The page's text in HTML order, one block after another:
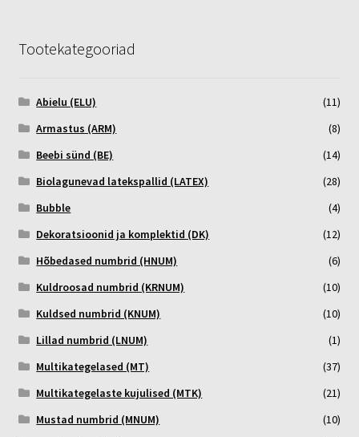
Tootekategooriad
Abielu (ELU)
(11)
Armastus (ARM)
(8)
Beebi sünd (BE)
(14)
Biolagunevad latekspallid (LATEX)
(28)
Bubble
(4)
Dekoratsioonid ja komplektid (DK)
(12)
Hõbedased numbrid (HNUM)
(6)
Kuldroosad numbrid (KRNUM)
(10)
Kuldsed numbrid (KNUM)
(10)
Lillad numbrid (LNUM)
(1)
Multikategelased (MT)
(37)
Multikategelaste kujulised (MTK)
(21)
Mustad numbrid (MNUM)
(10)